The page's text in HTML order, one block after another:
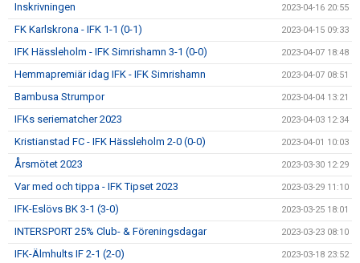
Inskrivningen 2023-04-16 20:55
FK Karlskrona - IFK 1-1 (0-1) 2023-04-15 09:33
IFK Hässleholm - IFK Simrishamn 3-1 (0-0) 2023-04-07 18:48
Hemmapremiär idag IFK - IFK Simrishamn 2023-04-07 08:51
Bambusa Strumpor 2023-04-04 13:21
IFKs seriematcher 2023 2023-04-03 12:34
Kristianstad FC - IFK Hässleholm 2-0 (0-0) 2023-04-01 10:03
Årsmötet 2023 2023-03-30 12:29
Var med och tippa - IFK Tipset 2023 2023-03-29 11:10
IFK-Eslövs BK 3-1 (3-0) 2023-03-25 18:01
INTERSPORT 25% Club- & Föreningsdagar 2023-03-23 08:10
IFK-Älmhults IF 2-1 (2-0) 2023-03-18 23:52